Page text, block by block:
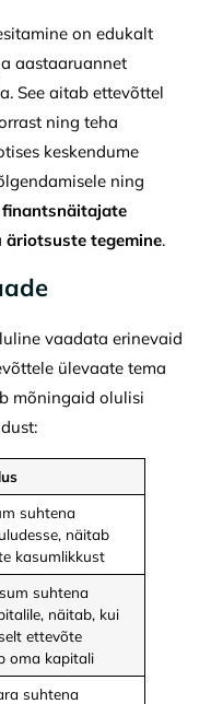
on edukalt
aastaaruannet
See aitab ettevõttel
ning teha
keskendume
ning
finantsnäitajate
äriotsuste tegemine.
vaadata erinevaid
ülevaate tema
mõningaid olulisi
suhtena
näitab
kasumlikkust
suhtena
näitab, kui
ettevõte
oma kapitali
suhtena